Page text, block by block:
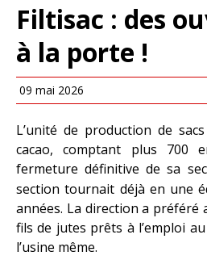
Filtisac : des
à la porte !
09 mai 2026
L’unité de production de
cacao, comptant plus 700
fermeture définitive de sa
section tournait déjà en une
années. La direction a préféré
fils de jutes prêts à l’emploi
l’usine même.